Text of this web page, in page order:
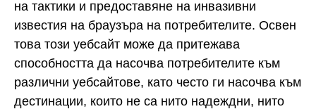
на тактики и предоставяне на инвазивни
известия на браузъра на потребителите. Освен
това този уебсайт може да притежава
способността да насочва потребителите към
различни уебсайтове, като често ги насочва към
дестинации, които не са нито надеждни, нито